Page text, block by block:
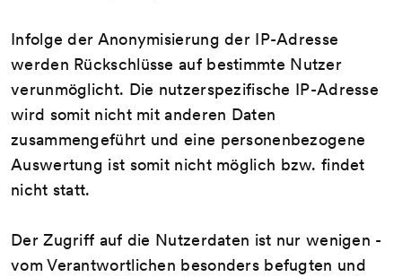
Infolge der Anonymisierung der IP-Adresse
werden Rückschlüsse auf bestimmte Nutzer
verunmöglicht. Die nutzerspezifische IP-Adresse
wird somit nicht mit anderen Daten
zusammengeführt und eine personenbezogene
Auswertung ist somit nicht möglich bzw. findet
nicht statt.
Der Zugriff auf die Nutzerdaten ist nur wenigen -
vom Verantwortlichen besonders befugten und